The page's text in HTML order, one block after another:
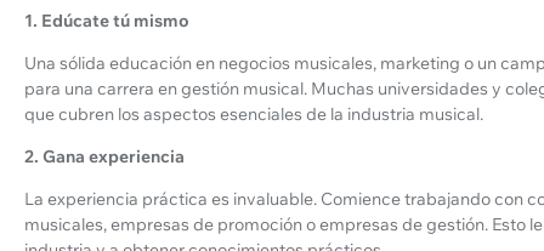
1. Edúcate tú mismo
Una sólida educación en negocios musicales, marketing o un
para una carrera en gestión musical. Muchas universidades y
que cubren los aspectos esenciales de la industria musical.
2. Gana experiencia
La experiencia práctica es invaluable. Comience trabajando con
musicales, empresas de promoción o empresas de gestión. Esto